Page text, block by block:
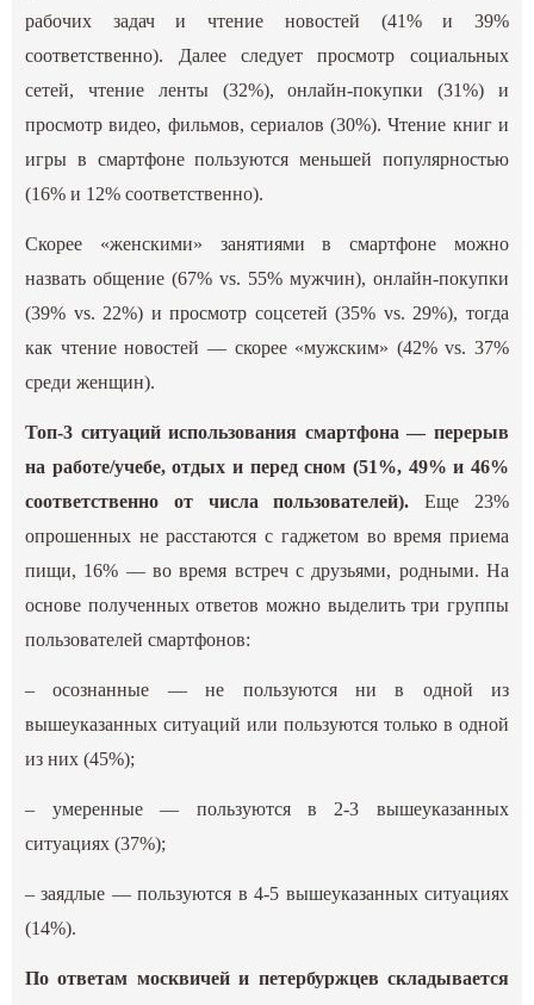
рабочих задач и чтение новостей (41% и 39%
соответственно). Далее следует просмотр социальных
сетей, чтение ленты (32%), онлайн-покупки (31%) и
просмотр видео, фильмов, сериалов (30%). Чтение книг и
игры в смартфоне пользуются меньшей популярностью
(16% и 12% соответственно).
Скорее «женскими» занятиями в смартфоне можно
назвать общение (67% vs. 55% мужчин), онлайн-покупки
(39% vs. 22%) и просмотр соцсетей (35% vs. 29%), тогда
как чтение новостей — скорее «мужским» (42% vs. 37%
среди женщин).
Топ-3 ситуаций использования смартфона — перерыв
на работе/учебе, отдых и перед сном (51%, 49% и 46%
соответственно от числа пользователей). Еще 23%
опрошенных не расстаются с гаджетом во время приема
пищи, 16% — во время встреч с друзьями, родными. На
основе полученных ответов можно выделить три группы
пользователей смартфонов:
– осознанные — не пользуются ни в одной из
вышеуказанных ситуаций или пользуются только в одной
из них (45%);
– умеренные — пользуются в 2-3 вышеуказанных
ситуациях (37%);
– заядлые — пользуются в 4-5 вышеуказанных ситуациях
(14%).
По ответам москвичей и петербуржцев складывается